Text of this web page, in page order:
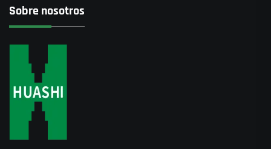
Sobre nosotros